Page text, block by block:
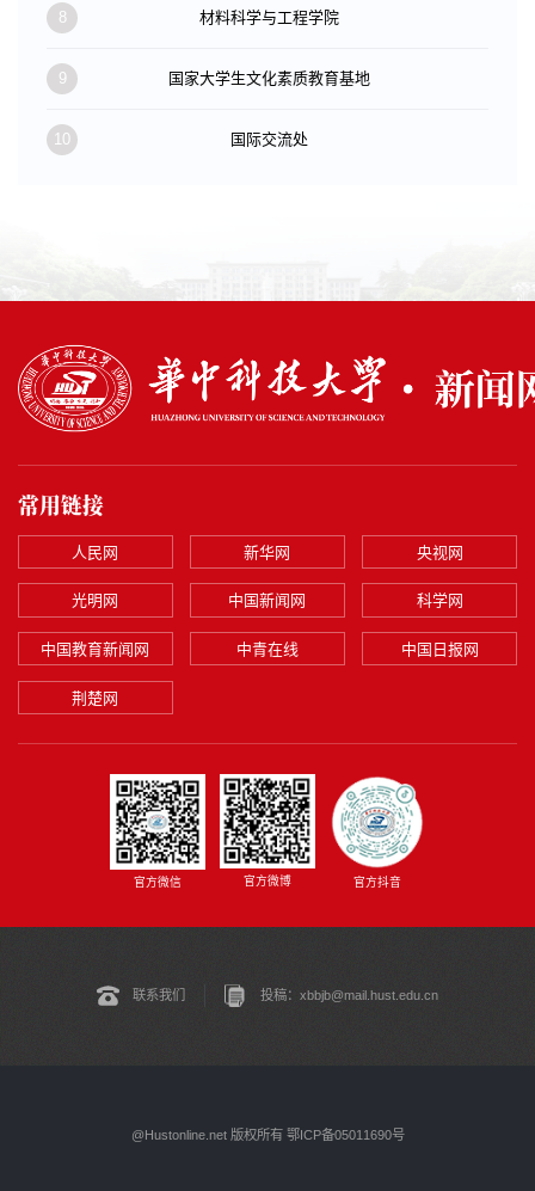
8 材料科学与工程学院
9 国家大学生文化素质教育基地
10 国际交流处
常用链接
人民网 新华网 央视网
光明网 中国新闻网 科学网
中国教育新闻网 中青在线 中国日报网
荆楚网
官方微信 官方微博 官方抖音
联系我们 投稿：xbbjb@mail.hust.edu.cn
@Hustonline.net 版权所有 鄂ICP备05011690号